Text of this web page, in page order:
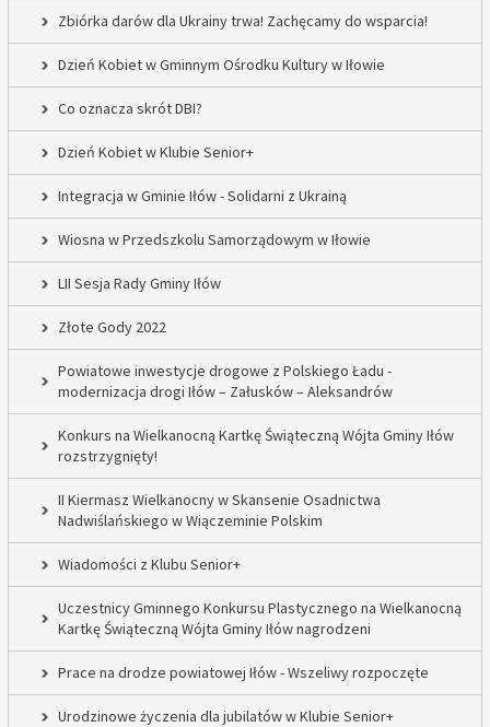
Zbiórka darów dla Ukrainy trwa! Zachęcamy do wsparcia!
Dzień Kobiet w Gminnym Ośrodku Kultury w Iłowie
Co oznacza skrót DBI?
Dzień Kobiet w Klubie Senior+
Integracja w Gminie Iłów - Solidarni z Ukrainą
Wiosna w Przedszkolu Samorządowym w Iłowie
LII Sesja Rady Gminy Iłów
Złote Gody 2022
Powiatowe inwestycje drogowe z Polskiego Ładu -
modernizacja drogi Iłów – Załusków – Aleksandrów
Konkurs na Wielkanocną Kartkę Świąteczną Wójta Gminy Iłów
rozstrzygnięty!
II Kiermasz Wielkanocny w Skansenie Osadnictwa
Nadwiślańskiego w Wiączeminie Polskim
Wiadomości z Klubu Senior+
Uczestnicy Gminnego Konkursu Plastycznego na Wielkanocną
Kartkę Świąteczną Wójta Gminy Iłów nagrodzeni
Prace na drodze powiatowej Iłów - Wszeliwy rozpoczęte
Urodzinowe życzenia dla jubilatów w Klubie Senior+